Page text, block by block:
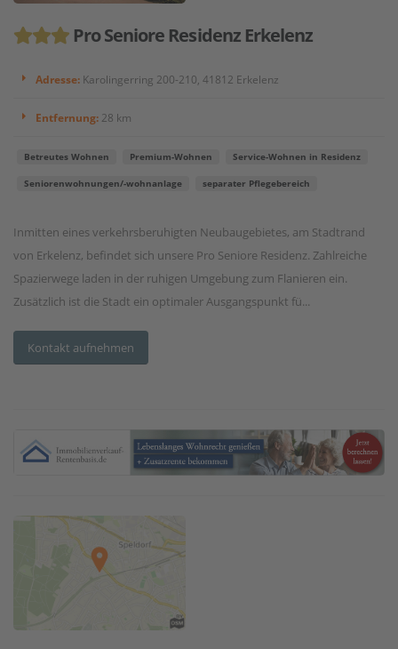
Pro Seniore Residenz Erkelenz
Adresse: Karolingerring 200-210, 41812 Erkelenz
Entfernung: 28 km
Betreutes Wohnen Premium-Wohnen Service-Wohnen in Residenz
Seniorenwohnungen/-wohnanlage separater Pflegebereich
Inmitten eines verkehrsberuhigten Neubaugebietes, am Stadtrand
von Erkelenz, befindet sich unsere Pro Seniore Residenz. Zahlreiche
Spazierwege laden in der ruhigen Umgebung zum Flanieren ein.
Zusätzlich ist die Stadt ein optimaler Ausgangspunkt fü...
Kontakt aufnehmen